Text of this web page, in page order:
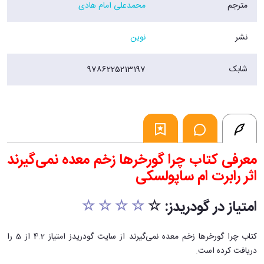
مترجم محمدعلی امام هادی
نشر نوین
شابک 9786225213197
معرفی کتاب چرا گورخرها زخم معده نمی‌گیرند
اثر رابرت ام ساپولسکی
امتیاز در گودریدز: ☆☆ ☆ ☆ ☆
کتاب چرا گورخرها زخم معده نمی‌گیرند از سایت گودریدز امتیاز 4.2 از 5 را
دریافت کرده است.